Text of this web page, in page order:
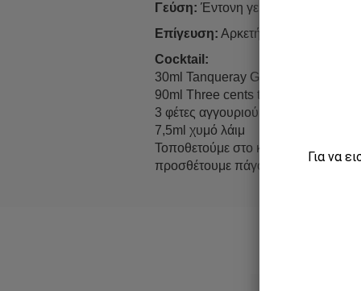
Γεύση: Έντονη γεύση αρκεύθου,
Επίγευση: Αρκετή θερμότητα λόγω
Cocktail:
30ml Tanqueray Gin
90ml Three cents tonic water
3 φέτες αγγουριού
7,5ml χυμό λάιμ
Τοποθετούμε στο κάτω μέρος του
προσθέτουμε πάγο και tonic water.
Για να